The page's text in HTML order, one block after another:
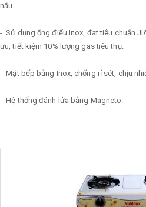
nấu.
- Sử dụng ống điếu Inox, đạt tiêu chuẩn
ưu, tiết kiệm 10% lượng gas tiêu thụ.
- Mặt bếp bằng Inox, chống rỉ sét, chịu
- Hệ thống đánh lửa bằng Magneto.